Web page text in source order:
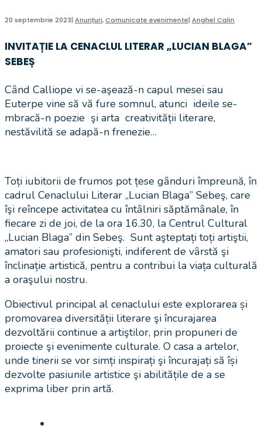
20 septembrie 2023| Anunțuri,Comunicate evenimente| Anghel Calin
INVITAȚIE LA CENACLUL LITERAR „LUCIAN BLAGA”
SEBEȘ
Cȃnd Calliope vi se-aşează-n capul mesei sau
Euterpe vine să vă fure somnul, atunci ideile se-
mbracă-n poezie şi arta creativității literare,
nestăvilită se adapă-n frenezie…
Toți iubitorii de frumos pot țese gȃnduri împreună, în
cadrul Cenaclului Literar „Lucian Blaga” Sebeş, care
îşi reîncepe activitatea cu întȃlniri săptămȃnale, în
fiecare zi de joi, de la ora 16.30, la Centrul Cultural
„Lucian Blaga” din Sebeş. Sunt aşteptați toți artiştii,
amatori sau profesionişti, indiferent de vȃrstă şi
înclinație artistică, pentru a contribui la viața culturală
a oraşului nostru.
Obiectivul principal al cenaclului este explorarea și
promovarea diversității literare şi încurajarea
dezvoltării continue a artiştilor, prin propuneri de
proiecte şi evenimente culturale. O casa a artelor,
unde tinerii se vor simți inspirați şi încurajați să își
dezvolte pasiunile artistice şi abilitățile de a se
exprima liber prin artă.